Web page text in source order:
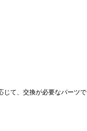
じて、交換が必要なパーツで